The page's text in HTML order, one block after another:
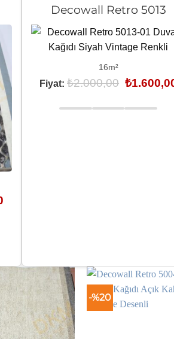
Şu
Decowall Retro 5013
16m²
Fiyat:₺2.000,00 Orijinal
₺
-%20